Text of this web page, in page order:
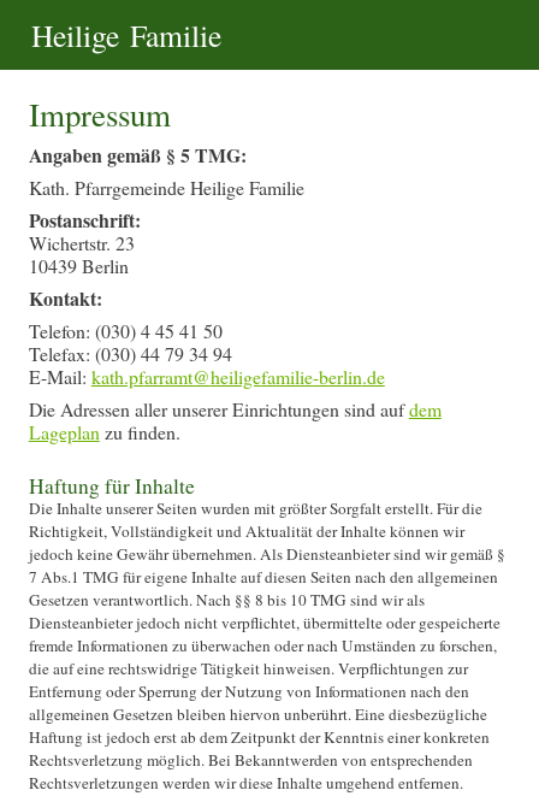
Heilige Familie
Impressum
Angaben gemäß § 5 TMG:
Kath. Pfarrgemeinde Heilige Familie
Postanschrift:
Wichertstr. 23
10439 Berlin
Kontakt:
Telefon: (030) 4 45 41 50
Telefax: (030) 44 79 34 94
E-Mail:
Die Adressen aller unserer Einrichtungen sind aufdem
Lageplan zu finden.
Haftung für Inhalte
Die Inhalte unserer Seiten wurden mit größter Sorgfalt erstellt. Für die
Richtigkeit, Vollständigkeit und Aktualität der Inhalte können wir
jedoch keine Gewähr übernehmen. Als Diensteanbieter sind wir gemäß §
7 Abs.1 TMG für eigene Inhalte auf diesen Seiten nach den allgemeinen
Gesetzen verantwortlich. Nach §§ 8 bis 10 TMG sind wir als
Diensteanbieter jedoch nicht verpflichtet, übermittelte oder gespeicherte
fremde Informationen zu überwachen oder nach Umständen zu forschen,
die auf eine rechtswidrige Tätigkeit hinweisen. Verpflichtungen zur
Entfernung oder Sperrung der Nutzung von Informationen nach den
allgemeinen Gesetzen bleiben hiervon unberührt. Eine diesbezügliche
Haftung ist jedoch erst ab dem Zeitpunkt der Kenntnis einer konkreten
Rechtsverletzung möglich. Bei Bekanntwerden von entsprechenden
Rechtsverletzungen werden wir diese Inhalte umgehend entfernen.